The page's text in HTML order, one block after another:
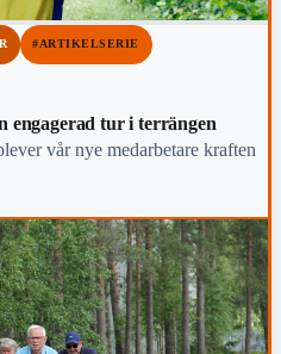
#ARTIKELSERIE
engagerad tur i terrängen
vår nye medarbetare kraften